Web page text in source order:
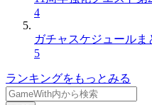
4
ガチャスケジュール
5
ランキングをもっとみる